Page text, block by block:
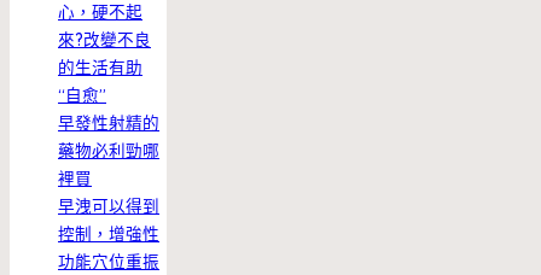
心，硬不起
來?改變不良
的生活有助
“自愈”
早發性射精的
藥物必利勁哪
裡買
早洩可以得到
控制，增強性
功能穴位重振